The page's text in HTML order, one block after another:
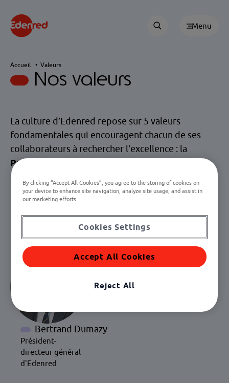
Menu
Accueil Valeurs
Nos valeurs
La culture d’Edenred repose sur 5 valeurs
fondamentales qui encouragent chacun de ses
collaborateurs à rechercher l’excellence : la
Passion du client
, la
Simplicité
Bertrand Dumazy
Président-
directeur général
d'Edenred
By clicking “Accept All Cookies”, you agree to the storing of cookies on
your device to enhance site navigation, analyze site usage, and assist in
our marketing efforts.
Reject All
Accept All Cookies
Cookies Settings